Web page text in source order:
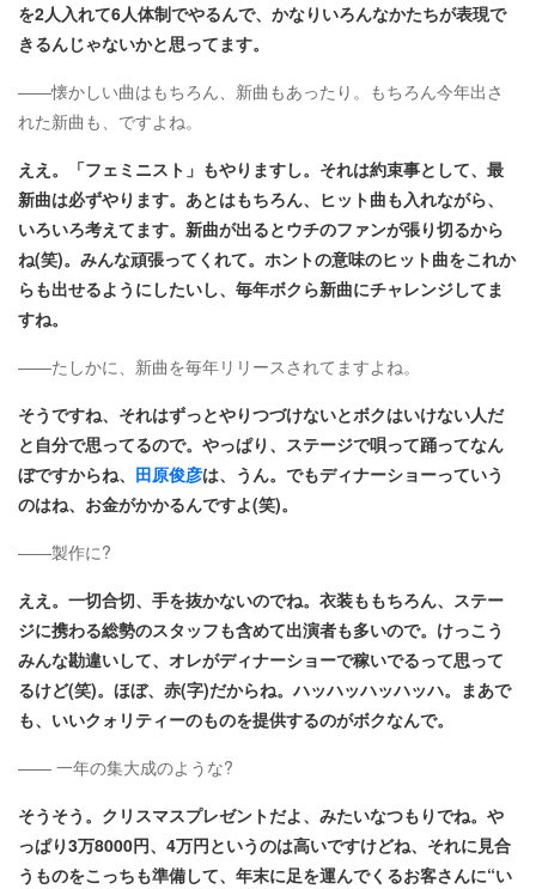
を2人入れて6人体制でやるんで、かなりいろんなかたちが表現で
きるんじゃないかと思ってます。
――懐かしい曲はもちろん、新曲もあったり。もちろん今年出さ
れた新曲も、ですよね。
ええ。「フェミニスト」もやりますし。それは約束事として、最
新曲は必ずやります。あとはもちろん、ヒット曲も入れながら、
いろいろ考えてます。新曲が出るとウチのファンが張り切るから
ね(笑)。みんな頑張ってくれて。ホントの意味のヒット曲をこれか
らも出せるようにしたいし、毎年ボクら新曲にチャレンジしてま
すね。
――たしかに、新曲を毎年リリースされてますよね。
そうですね、それはずっとやりつづけないとボクはいけない人だ
と自分で思ってるので。やっぱり、ステージで唄って踊ってなん
ぼですからね、 田原俊彦は、うん。でもディナーショーっていう
のはね、お金がかかるんですよ(笑)。
――製作に?
ええ。一切合切、手を抜かないのでね。衣装ももちろん、ステー
ジに携わる総勢のスタッフも含めて出演者も多いので。けっこう
みんな勘違いして、オレがディナーショーで稼いでるって思って
るけど(笑)。ほぼ、赤(字)だからね。ハッハッハッハッハ。まあで
も、いいクォリティーのものを提供するのがボクなんで。
―― 一年の集大成のような?
そうそう。クリスマスプレゼントだよ、みたいなつもりでね。や
っぱり3万8000円、4万円というのは高いですけどね、それに見合
うものをこっちも準備して、年末に足を運んでくるお客さんに“い